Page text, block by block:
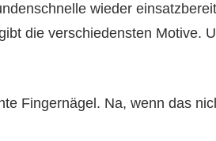
wieder
die verschiedensten Motive.
Fingernägel. Na, wenn das